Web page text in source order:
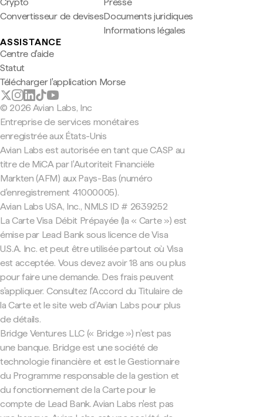
Convertisseur de devisesDocuments juridiques
Informations légales
ASSISTANCE
Centre d'aide
Statut
Télécharger l'application Morse
© 2026 Avian Labs, Inc
Entreprise de services monétaires
enregistrée aux États-Unis
Avian Labs est autorisée en tant que CASP au
titre de MiCA par l'Autoriteit Financiële
Markten (AFM) aux Pays-Bas (numéro
d'enregistrement 41000005).
Avian Labs USA, Inc., NMLS ID # 2639252
La Carte Visa Débit Prépayée (la « Carte ») est
émise par Lead Bank sous licence de Visa
U.S.A. Inc. et peut être utilisée partout où Visa
est acceptée. Vous devez avoir 18 ans ou plus
pour faire une demande. Des frais peuvent
s'appliquer. Consultez l'Accord du Titulaire de
la Carte et le site web d'Avian Labs pour plus
de détails.
Bridge Ventures LLC (« Bridge ») n'est pas
une banque. Bridge est une société de
technologie financière et est le Gestionnaire
du Programme responsable de la gestion et
du fonctionnement de la Carte pour le
compte de Lead Bank. Avian Labs n'est pas